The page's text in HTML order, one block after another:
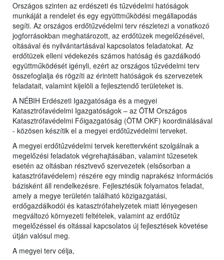
Országos szinten az erdészeti és tűzvédelmi hatóságok
munkáját a rendelet és egy együttműködési megállapodás
segíti. Az országos erdőtűzvédelmi terv részletezi a vonatkozó
jogforrásokban meghatározott, az erdőtüzek megelőzésével,
oltásával és nyilvántartásával kapcsolatos feladatokat. Az
erdőtüzek elleni védekezés számos hatóság és gazdálkodó
együttműködését igényli, ezért az országos tűzvédelmi terv
összefoglalja és rögzíti az érintett hatóságok és szervezetek
feladatait, valamint kijelöli a fejlesztendő területeket is.
A NÉBIH Erdészeti Igazgatósága és a megyei
Katasztrófavédelmi Igazgatóságok – az ÖTM Országos
Katasztrófavédelmi Főigazgatóság (ÖTM OKF) koordinálásával
- közösen készítik el a megyei erdőtűzvédelmi terveket.
A megyei erdőtűzvédelmi tervek kerettervként szolgálnak a
megelőzési feladatok végrehajtásában, valamint tűzesetek
esetén az oltásban résztvevő szervezetek (elsősorban a
katasztrófavédelem) részére egy mindig naprakész információs
bázisként áll rendelkezésre. Fejlesztésük folyamatos feladat,
amely a megye területén található közigazgatási,
erdőgazdálkodói és katasztrófahelyzetek miatt lényegesen
megváltozó környezeti feltételek, valamint az erdőtűz
megelőzéssel és oltással kapcsolatos új fejlesztések követése
útján valósul meg.
A megyei terv célja,